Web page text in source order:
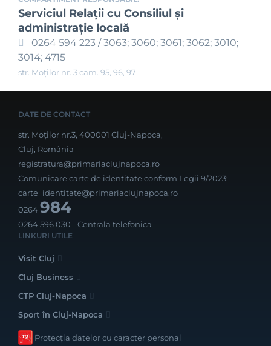
Serviciul Relaţii cu Consiliul şi
administraţie locală
0264 594 223 / 3063; 3060; 3061; 3062; 3010;
3014; 4715
str. Moților nr. 3 cam. 95, 96, 97
DATE DE CONTACT
str. Moților nr.3, 400001 Cluj-Napoca,
Cluj, România
registratura@primariaclujnapoca.ro
Comunicare carte de identitate conform Legii 9/2023:
carte_identitate@primariaclujnapoca.ro
0264984
0264 596 030 - Centrala telefonica
LINKURI UTILE
Visit Cluj
Cluj Business
CTP Cluj-Napoca
Sport în Cluj-Napoca
Protecția datelor cu caracter personal